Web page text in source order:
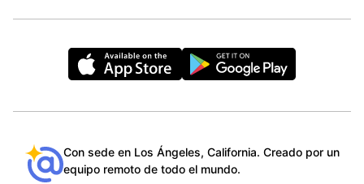
Con sede en Los Ángeles, California. Creado por un
equipo remoto de todo el mundo.